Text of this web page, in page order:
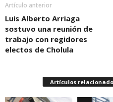
Artículo anterior
Luis Alberto Arriaga
sostuvo una reunión de
trabajo con regidores
electos de Cholula
Artículos